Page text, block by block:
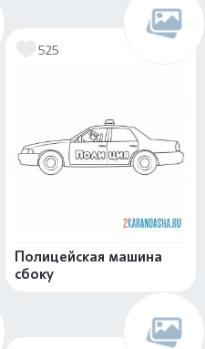
525
Полицейская машина
сбоку